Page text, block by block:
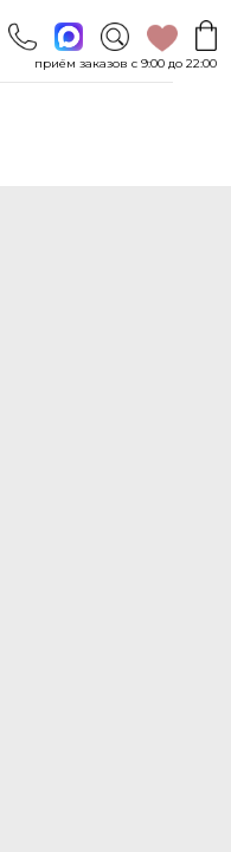
приём заказов с 9:00 до 22:00